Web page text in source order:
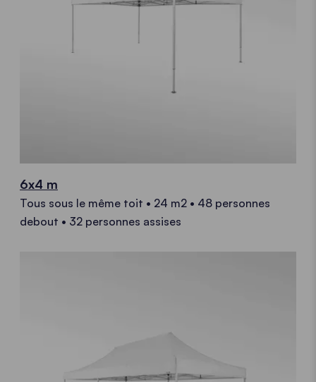
6x4 m
Tous sous le même toit • 24 m2 • 48 personnes
debout • 32 personnes assises